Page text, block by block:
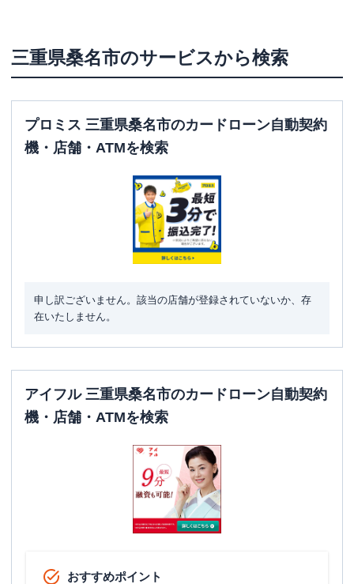
三重県桑名市のサービスから検索
プロミス 三重県桑名市のカードローン自動契約
機・店舗・ATMを検索
申し訳ございません。該当の店舗が登録されていないか、存
在いたしません。
アイフル 三重県桑名市のカードローン自動契約
機・店舗・ATMを検索
おすすめポイント